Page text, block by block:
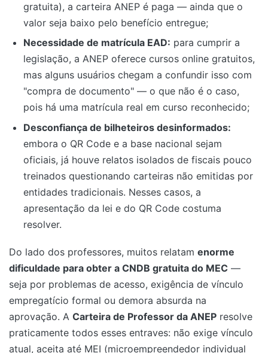
gratuita), a carteira ANEP é paga — ainda que o
valor seja baixo pelo benefício entregue;
Necessidade de matrícula EAD: para cumprir a
legislação, a ANEP oferece cursos online gratuitos,
mas alguns usuários chegam a confundir isso com
"compra de documento" — o que não é o caso,
pois há uma matrícula real em curso reconhecido;
Desconfiança de bilheteiros desinformados:
embora o QR Code e a base nacional sejam
oficiais, já houve relatos isolados de fiscais pouco
treinados questionando carteiras não emitidas por
entidades tradicionais. Nesses casos, a
apresentação da lei e do QR Code costuma
resolver.
Do lado dos professores, muitos relatam enorme
dificuldade para obter a CNDB gratuita do MEC —
seja por problemas de acesso, exigência de vínculo
empregatício formal ou demora absurda na
aprovação. A Carteira de Professor da ANEP resolve
praticamente todos esses entraves: não exige vínculo
atual, aceita até MEI (microempreendedor individual